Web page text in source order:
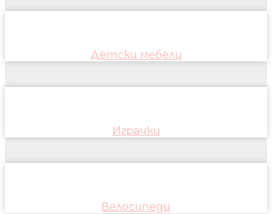
Детски мебели
Играчки
Велосипеди